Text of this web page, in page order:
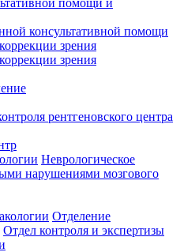
консультативной помощи
зрения
зрения
рентгеновского центра
Неврологическое
нарушениями мозгового
Отделение
Отдел контроля и экспертизы